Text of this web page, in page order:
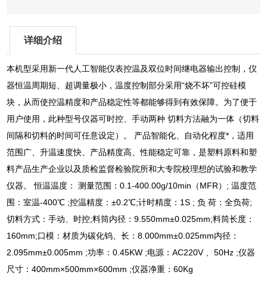
详细介绍
本机型采用新一代人工智能仪表控温及双位时间继电器输出控制，仪
器恒温周期短、超调量极小，温度控制部分采用“烧不坏”可控硅模
块，从而使控温精度和产品稳定性等都能够得到有效保障。为了便于
用户使用，此种型号仪器可时控、手动两种 切料方法融为一体（切料
间隔和切料的时间可任意设定）。 产品智能化、自动化程度*，适用
范围广、升温速度快、产品精度高、性能稳定可靠，是塑料原料和塑
料产品生产企业以及质检监督检验院所和大专院校理想的试验和教学
仪器。 恒温温度： 测量范围：0.1-400.00g/10min（MFR）; 温度范
围：室温-400℃ ;控温精度：±0.2℃;计时精度：1S ; 负 荷：全负荷;
切料方式：手动、时控;料筒内径：9.550mm±0.025mm;料筒长度：
160mm;口模：材质为碳化钨、长：8.000mm±0.025mm内径：
2.095mm±0.005mm ;功率：0.45KW ;电源：AC220V 、50Hz ;仪器
尺寸：400mm×500mm×600mm ;仪器净重：60Kg